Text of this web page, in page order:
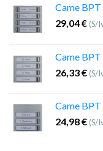
Came
29,04€ (S/
Came
26,33€ (S/
Came
24,98€ (S/